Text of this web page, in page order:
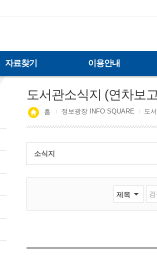
자료찾기 이용안내
도서관소식지 (연차보
홈 정보광장 INFO SQUARE 도
소식지